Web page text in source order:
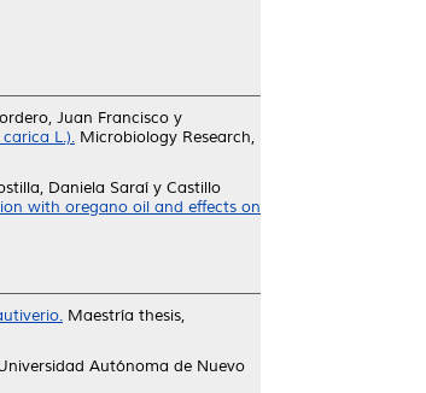
Juan Francisco y
L.). Microbiology Research,
Daniela Saraí y Castillo
with oregano oil and effects on
Maestría thesis,
Autónoma de Nuevo